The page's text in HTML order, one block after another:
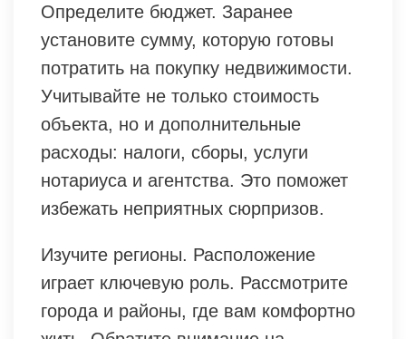
Определите бюджет. Заранее
установите сумму, которую готовы
потратить на покупку недвижимости.
Учитывайте не только стоимость
объекта, но и дополнительные
расходы: налоги, сборы, услуги
нотариуса и агентства. Это поможет
избежать неприятных сюрпризов.
Изучите регионы. Расположение
играет ключевую роль. Рассмотрите
города и районы, где вам комфортно